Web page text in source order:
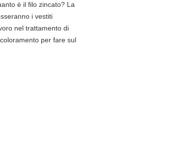
è il filo zincato? La
i vestiti
nel trattamento di
per fare sul